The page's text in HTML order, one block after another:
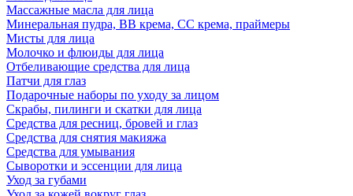
Массажные масла для лица
Минеральная пудра, BB крема, СС крема, праймеры
Мисты для лица
Молочко и флюиды для лица
Отбеливающие средства для лица
Патчи для глаз
Подарочные наборы по уходу за лицом
Скрабы, пилинги и скатки для лица
Средства для ресниц, бровей и глаз
Средства для снятия макияжа
Средства для умывания
Сыворотки и эссенции для лица
Уход за губами